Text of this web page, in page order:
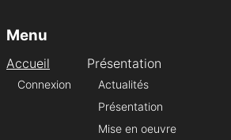
Menu
Accueil
Connexion
Présentation
Actualités
Présentation
Mise en oeuvre